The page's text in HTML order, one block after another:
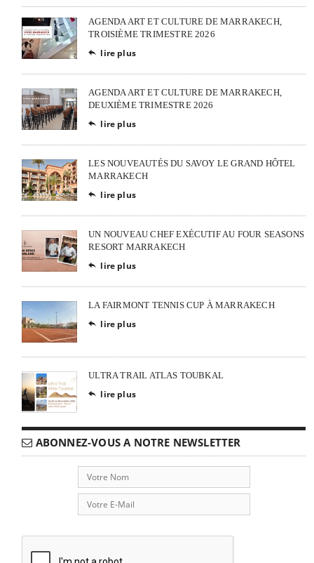
AGENDA ART ET CULTURE DE MARRAKECH,
TROISIÈME TRIMESTRE 2026
 lire plus
AGENDA ART ET CULTURE DE MARRAKECH,
DEUXIÈME TRIMESTRE 2026
 lire plus
LES NOUVEAUTÉS DU SAVOY LE GRAND HÔTEL
MARRAKECH
 lire plus
UN NOUVEAU CHEF EXÉCUTIF AU FOUR SEASONS
RESORT MARRAKECH
 lire plus
LA FAIRMONT TENNIS CUP À MARRAKECH
 lire plus
ULTRA TRAIL ATLAS TOUBKAL
 lire plus
ABONNEZ-VOUS A NOTRE NEWSLETTER